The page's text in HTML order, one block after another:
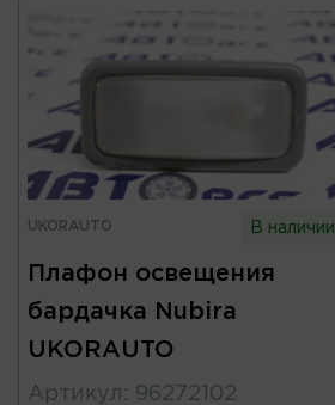
UKORAUTO В наличии
Плафон освещения
бардачка Nubira
UKORAUTO
Артикул : 96272102